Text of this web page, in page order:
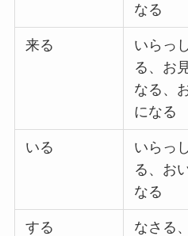
なる
来る
いらっ
る、お
なる、
になる
いる
いらっ
る、お
なる
する
なさる